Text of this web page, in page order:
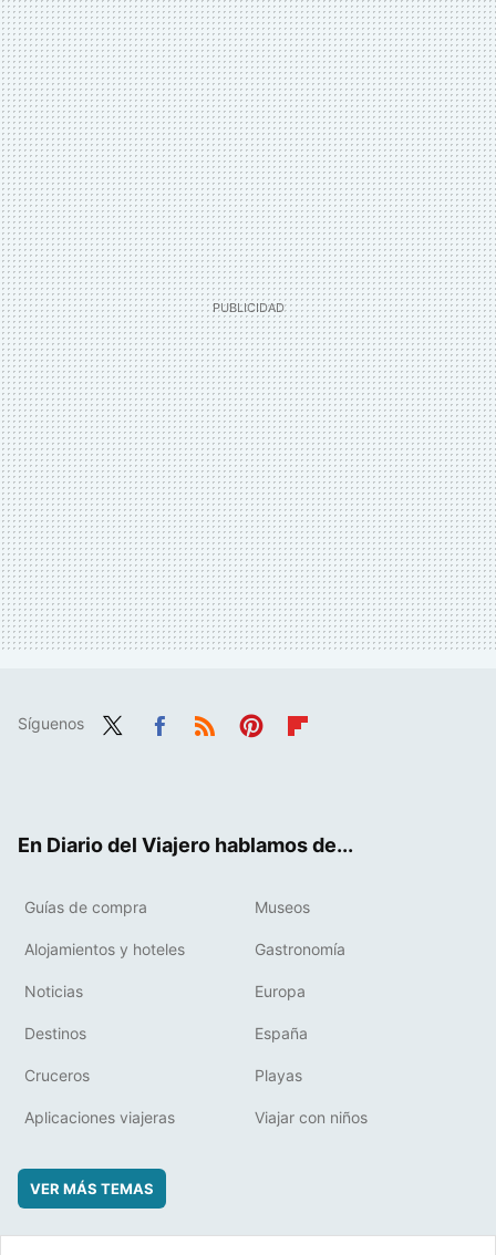
Síguenos
En Diario del Viajero hablamos de...
Guías de compra Museos
Alojamientos y hoteles Gastronomía
Noticias Europa
Destinos España
Cruceros Playas
Aplicaciones viajeras Viajar con niños
VER MÁS TEMAS